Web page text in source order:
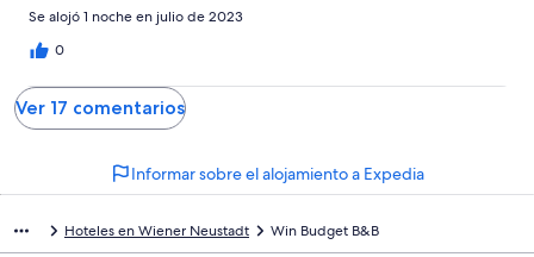
Se alojó 1 noche en julio de 2023
0
Ver 17 comentarios
Informar sobre el alojamiento a Expedia
Hoteles en Wiener Neustadt Win Budget B&B